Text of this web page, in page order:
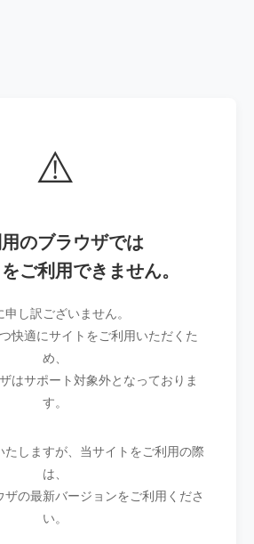
⚠️
のブラウザでは
ご利用できません。
申し訳ございません。
快適にサイトをご利用いただくた
め、
はサポート対象外となっておりま
す。
たしますが、当サイトをご利用の際
は、
の最新バージョンをご利用くださ
い。